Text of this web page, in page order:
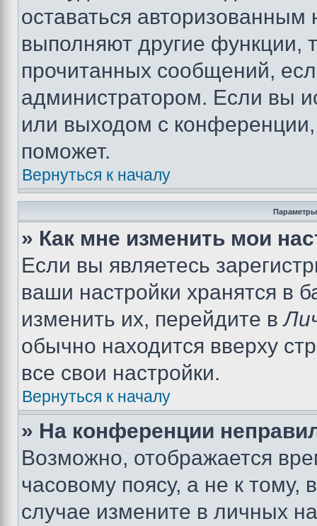
оставаться
выполняют другие функции,
прочитанных сообщений,
администратором. Если вы
или выходом с
поможет.
Вернуться к началу
Параметры
» Как мне изменить мои
Если вы являетесь
ваши настройки хранятся в
изменить их, перейдите в
обычно находится вверху
все свои настройки.
Вернуться к началу
» На конференции
Возможно, отображается
часовому поясу, а не к тому,
случае измените в личных